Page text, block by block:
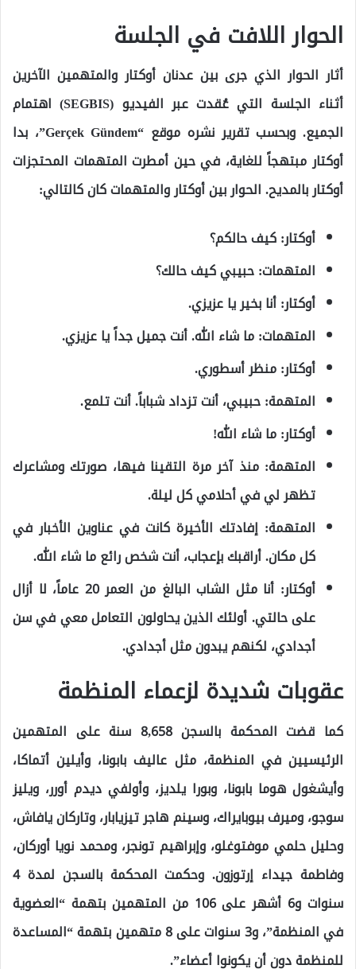
الحوار اللافت في الجلسة
أثار الحوار الذي جرى بين عدنان أوكتار والمتهمين الآخرين
أثناء الجلسة التي عُقدت عبر الفيديو (SEGBIS) اهتمام
الجميع. وبحسب تقرير نشره موقع “Gerçek Gündem”، بدا
أوكتار مبتهجاً للغاية، في حين أمطرت المتهمات المحتجزات
أوكتار بالمديح. الحوار بين أوكتار والمتهمات كان كالتالي:
أوكتار: كيف حالكم؟
المتهمات: حبيبي كيف حالك؟
أوكتار: أنا بخير يا عزيزي.
المتهمات: ما شاء الله. أنت جميل جداً يا عزيزي.
أوكتار: منظر أسطوري.
المتهمة: حبيبي، أنت تزداد شباباً. أنت تلمع.
أوكتار: ما شاء الله!
المتهمة: منذ آخر مرة التقينا فيها، صورتك ومشاعرك
تظهر لي في أحلامي كل ليلة.
المتهمة: إفادتك الأخيرة كانت في عناوين الأخبار في
كل مكان. أراقبك بإعجاب، أنت شخص رائع ما شاء الله.
أوكتار: أنا مثل الشاب البالغ من العمر 20 عاماً، لا أزال
على حالتي. أولئك الذين يحاولون التعامل معي في سن
أجدادي، لكنهم يبدون مثل أجدادي.
عقوبات شديدة لزعماء المنظمة
كما قضت المحكمة بالسجن 8,658 سنة على المتهمين
الرئيسيين في المنظمة، مثل عاليف بابونا، وأيلين أتماكا،
وأيشغول هوما بابونا، وبورا يلديز، وأولفي ديدم أورر، ويليز
سوجو، وميرف بيوبايراك، وسينم هاجر تيزيابار، وتاركان يافاش،
وحليل حلمي موفتوغلو، وإبراهيم تونجر، ومحمد نويا أوركان،
وفاطمة جيداء إرتوزون. وحكمت المحكمة بالسجن لمدة 4
سنوات و6 أشهر على 106 من المتهمين بتهمة “العضوية
في المنظمة”، و3 سنوات على 8 متهمين بتهمة “المساعدة
للمنظمة دون أن يكونوا أعضاء”.